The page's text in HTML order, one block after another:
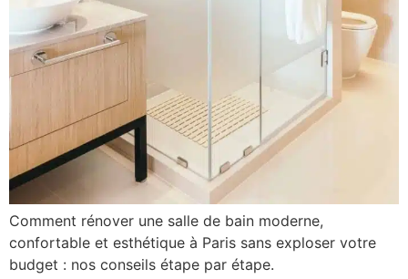
Comment rénover une salle de bain moderne,
confortable et esthétique à Paris sans exploser votre
budget : nos conseils étape par étape.